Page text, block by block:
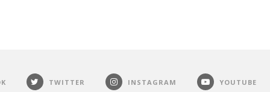
TWITTER INSTAGRAM YOUTUBE